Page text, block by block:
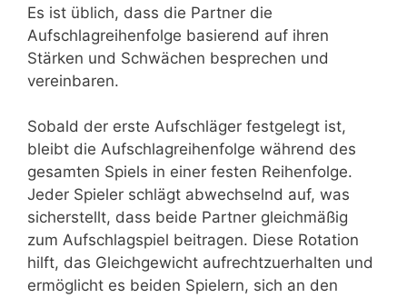
Es ist üblich, dass die Partner die
Aufschlagreihenfolge basierend auf ihren
Stärken und Schwächen besprechen und
vereinbaren.
Sobald der erste Aufschläger festgelegt ist,
bleibt die Aufschlagreihenfolge während des
gesamten Spiels in einer festen Reihenfolge.
Jeder Spieler schlägt abwechselnd auf, was
sicherstellt, dass beide Partner gleichmäßig
zum Aufschlagspiel beitragen. Diese Rotation
hilft, das Gleichgewicht aufrechtzuerhalten und
ermöglicht es beiden Spielern, sich an den